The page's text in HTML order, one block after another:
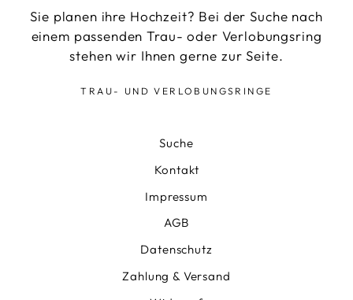
Sie planen ihre Hochzeit? Bei der Suche nach
einem passenden Trau- oder Verlobungsring
stehen wir Ihnen gerne zur Seite.
TRAU- UND VERLOBUNGSRINGE
Suche
Kontakt
Impressum
AGB
Datenschutz
Zahlung & Versand